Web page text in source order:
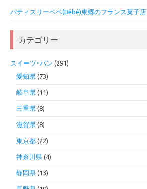
パティスリーベベ(Bébé)東郷のフランス菓子店
カテゴリー
スイーツ･パン (291)
愛知県 (73)
岐阜県 (11)
三重県 (8)
滋賀県 (8)
東京都 (22)
神奈川県 (4)
静岡県 (13)